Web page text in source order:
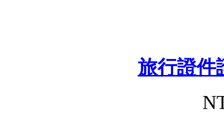
旅行證件